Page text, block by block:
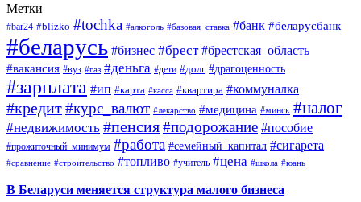
Метки
#bar24 #blizko #tochka #алкоголь #базовая_ставка #банк #беларусбанк
#беларусь #бизнес #брест #брестская_область
#вакансия #вуз #газ #деньга #дети #долг #драгоценность
#зарплата #ип #карта #касса #квартира #коммуналка
#кредит#курс_валют #лекарство #медицина #минск #налог
#недвижимость #пенсия#подорожание #пособие
#прожиточный_минимум #работа #семейный_капитал #сигарета
#сравнение #строительство #топливо #учитель #цена #школа #юань
В Беларуси меняется структура малого бизнеса